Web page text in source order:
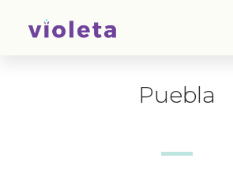
Puebla